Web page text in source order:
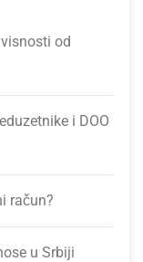
od
i DOO
račun?
u Srbiji